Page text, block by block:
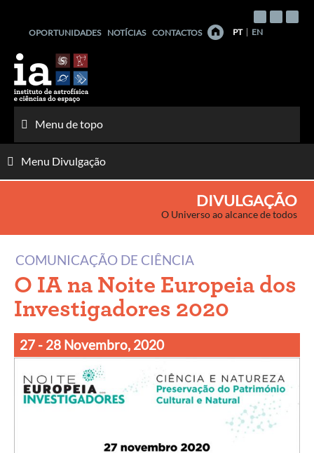
conteúdo
OPORTUNIDADES NOTÍCIAS CONTACTOS PT EN
Menu de topo
Menu Divulgação
DIVULGAÇÃO
O Universo ao alcance de todos
COMUNICAÇÃO DE CIÊNCIA
O IA na Noite Europeia dos
Investigadores 2020
27 - 28 Novembro, 2020